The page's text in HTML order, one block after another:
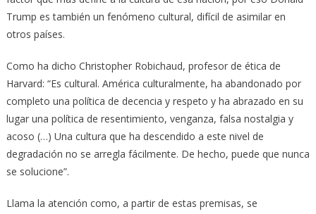
Trump es también un fenómeno cultural, difícil de asimilar en
otros países.
Como ha dicho Christopher Robichaud, profesor de ética de
Harvard: “Es cultural. América culturalmente, ha abandonado por
completo una política de decencia y respeto y ha abrazado en su
lugar una política de resentimiento, venganza, falsa nostalgia y
acoso (…) Una cultura que ha descendido a este nivel de
degradación no se arregla fácilmente. De hecho, puede que nunca
se solucione”.
Llama la atención como, a partir de estas premisas, se